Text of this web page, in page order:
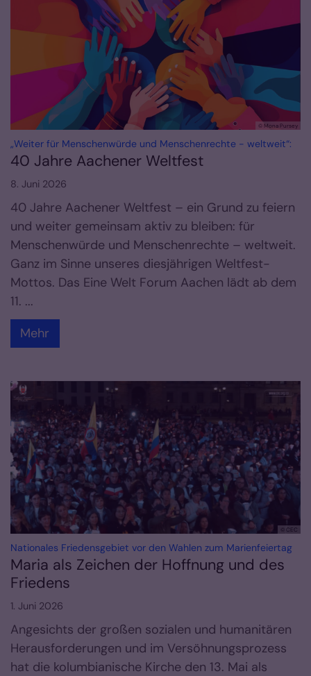
© Mona Pursey
„Weiter für Menschenwürde und Menschenrechte - weltweit“:
40 Jahre Aachener Weltfest
8. Juni 2026
40 Jahre Aachener Weltfest – ein Grund zu feiern
und weiter gemeinsam aktiv zu bleiben: für
Menschenwürde und Menschenrechte – weltweit.
Ganz im Sinne unseres diesjährigen Weltfest-
Mottos. Das Eine Welt Forum Aachen lädt ab dem
11. ...
Mehr
© CEC
Nationales Friedensgebiet vor den Wahlen zum Marienfeiertag:
Maria als Zeichen der Hoffnung und des
Friedens
1. Juni 2026
Angesichts der großen sozialen und humanitären
Herausforderungen und im Versöhnungsprozess
hat die kolumbianische Kirche den 13. Mai als